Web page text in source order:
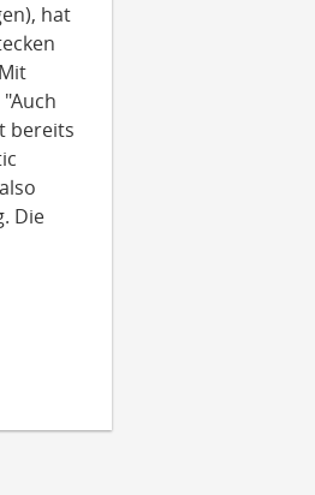
hat
bereits
Die